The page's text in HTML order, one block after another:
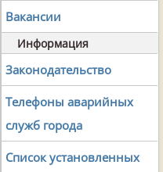
Вакансии
Информация
Законодательство
Телефоны аварийных
служб города
Список установленных